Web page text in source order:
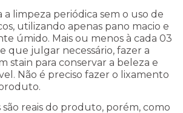
a limpeza periódica sem o uso de
utilizando apenas pano macio e
úmido. Mais ou menos à cada 03
que julgar necessário, fazer a
stain para conservar a beleza e
Não é preciso fazer o lixamento
são reais do produto, porém, como